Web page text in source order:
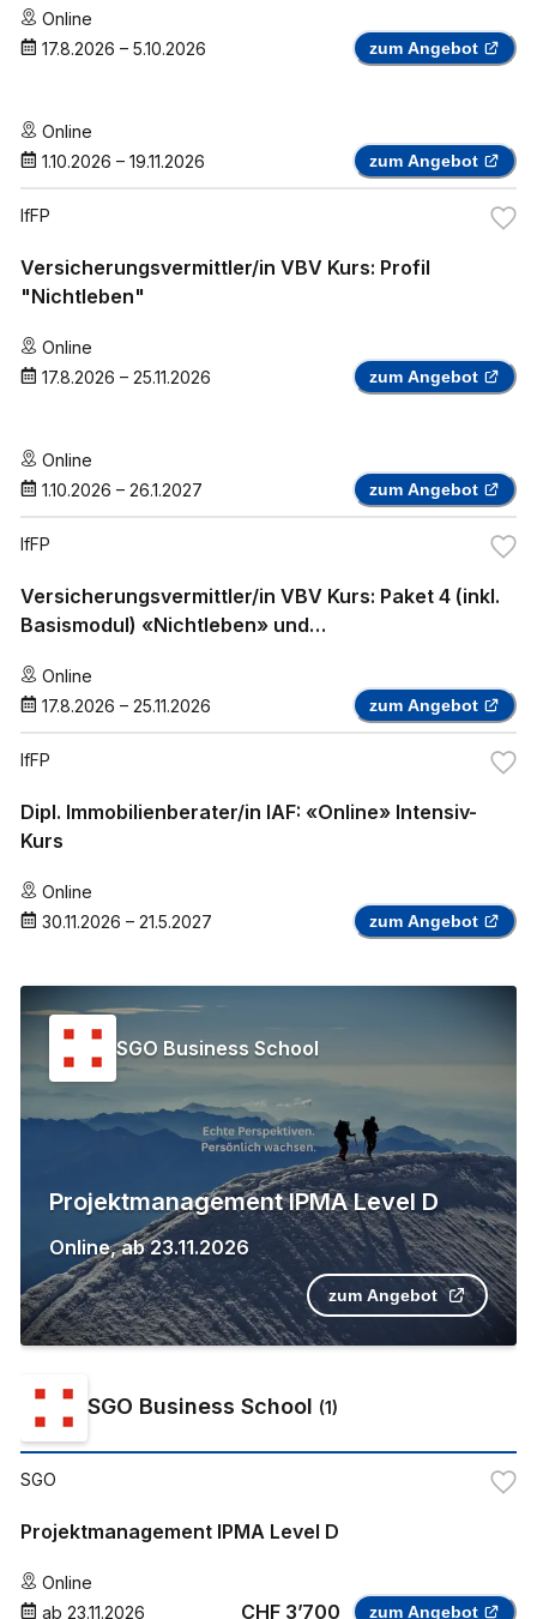
Online
17.8.2026 – 5.10.2026 zum Angebot
Online
1.10.2026 – 19.11.2026 zum Angebot
IfFP
Versicherungsvermittler/in VBV Kurs: Profil
"Nichtleben"
Online
17.8.2026 – 25.11.2026 zum Angebot
Online
1.10.2026 – 26.1.2027 zum Angebot
IfFP
Versicherungsvermittler/in VBV Kurs: Paket 4 (inkl.
Basismodul) «Nichtleben» und
Online
17.8.2026 – 25.11.2026 zum Angebot
IfFP
Dipl. Immobilienberater/in IAF: «Online» Intensiv-
Kurs
Online
30.11.2026 – 21.5.2027 zum Angebot
SGO Business School
Projektmanagement IPMA Level D
Online,ab 23.11.2026
zum Angebot
SGO Business School (1)
SGO
Projektmanagement IPMA Level D
Online
ab 23.11.2026 CHF 3’700 zum Angebot